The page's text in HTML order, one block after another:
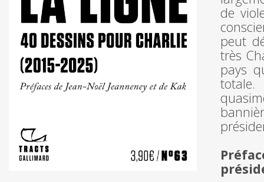
de
peut
très
pays
totale.